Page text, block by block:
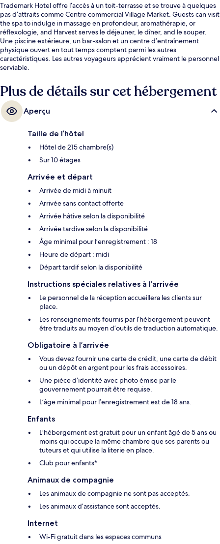
Trademark Hotel offre l’accès à un toit-terrasse et se trouve à quelques
pas d’attraits comme Centre commercial Village Market. Guests can visit
the spa to indulge in massage en profondeur, aromathérapie, or
réflexologie, and Harvest serves le déjeuner, le dîner, and le souper.
Une piscine extérieure, un bar-salon et un centre d’entraînement
physique ouvert en tout temps comptent parmi les autres
caractéristiques. Les autres voyageurs apprécient vraiment le personnel
serviable.
Plus de détails sur cet hébergement
Aperçu
Taille de l’hôtel
Hôtel de 215 chambre(s)
Sur 10 étages
Arrivée et départ
Arrivée de midi à minuit
Arrivée sans contact offerte
Arrivée hâtive selon la disponibilité
Arrivée tardive selon la disponibilité
Âge minimal pour l’enregistrement : 18
Heure de départ : midi
Départ tardif selon la disponibilité
Instructions spéciales relatives à l’arrivée
Le personnel de la réception accueillera les clients sur
place.
Les renseignements fournis par l’hébergement peuvent
être traduits au moyen d’outils de traduction automatique.
Obligatoire à l’arrivée
Vous devez fournir une carte de crédit, une carte de débit
ou un dépôt en argent pour les frais accessoires.
Une pièce d’identité avec photo émise par le
gouvernement pourrait être requise.
L’âge minimal pour l’enregistrement est de 18 ans.
Enfants
L’hébergement est gratuit pour un enfant âgé de 5 ans ou
moins qui occupe la même chambre que ses parents ou
tuteurs et qui utilise la literie en place.
Club pour enfants*
Animaux de compagnie
Les animaux de compagnie ne sont pas acceptés.
Les animaux d’assistance sont acceptés.
Internet
Wi-Fi gratuit dans les espaces communs